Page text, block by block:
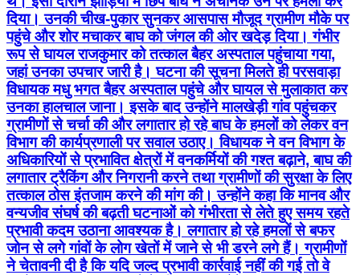
दिया। उनकी चीख-पुकार सुनकर आसपास मौजूद ग्रामीण मौके पर
पहुंचे और शोर मचाकर बाघ को जंगल की ओर खदेड़ दिया। गंभीर
रूप से घायल राजकुमार को तत्काल बैहर अस्पताल पहुंचाया गया,
जहां उनका उपचार जारी है। घटना की सूचना मिलते ही परसवाड़ा
विधायक मधु भगत बैहर अस्पताल पहुंचे और घायल से मुलाकात कर
उनका हालचाल जाना। इसके बाद उन्होंने मालखेड़ी गांव पहुंचकर
ग्रामीणों से चर्चा की और लगातार हो रहे बाघ के हमलों को लेकर वन
विभाग की कार्यप्रणाली पर सवाल उठाए। विधायक ने वन विभाग के
अधिकारियों से प्रभावित क्षेत्रों में वनकर्मियों की गश्त बढ़ाने, बाघ की
लगातार ट्रैकिंग और निगरानी करने तथा ग्रामीणों की सुरक्षा के लिए
तत्काल ठोस इंतजाम करने की मांग की। उन्होंने कहा कि मानव और
वन्यजीव संघर्ष की बढ़ती घटनाओं को गंभीरता से लेते हुए समय रहते
प्रभावी कदम उठाना आवश्यक है। लगातार हो रहे हमलों से बफर
जोन से लगे गांवों के लोग खेतों में जाने से भी डरने लगे हैं। ग्रामीणों
ने चेतावनी दी है कि यदि जल्द प्रभावी कार्रवाई नहीं की गई तो वे